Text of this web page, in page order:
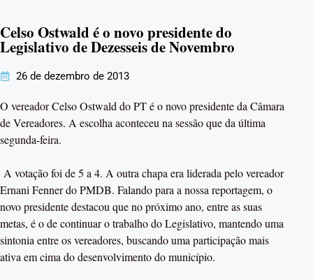
Celso Ostwald é o novo presidente do
Legislativo de Dezesseis de Novembro
26 de dezembro de 2013
O vereador Celso Ostwald do PT é o novo presidente da Câmara
de Vereadores. A escolha aconteceu na sessão que da última
segunda-feira.
A votação foi de 5 a 4. A outra chapa era liderada pelo vereador
Ernani Fenner do PMDB. Falando para a nossa reportagem, o
novo presidente destacou que no próximo ano, entre as suas
metas, é o de continuar o trabalho do Legislativo, mantendo uma
sintonia entre os vereadores, buscando uma participação mais
ativa em cima do desenvolvimento do município.